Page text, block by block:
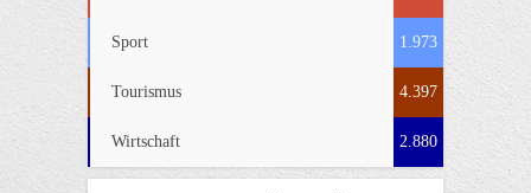
Sport 1.973
Tourismus 4.397
Wirtschaft 2.880